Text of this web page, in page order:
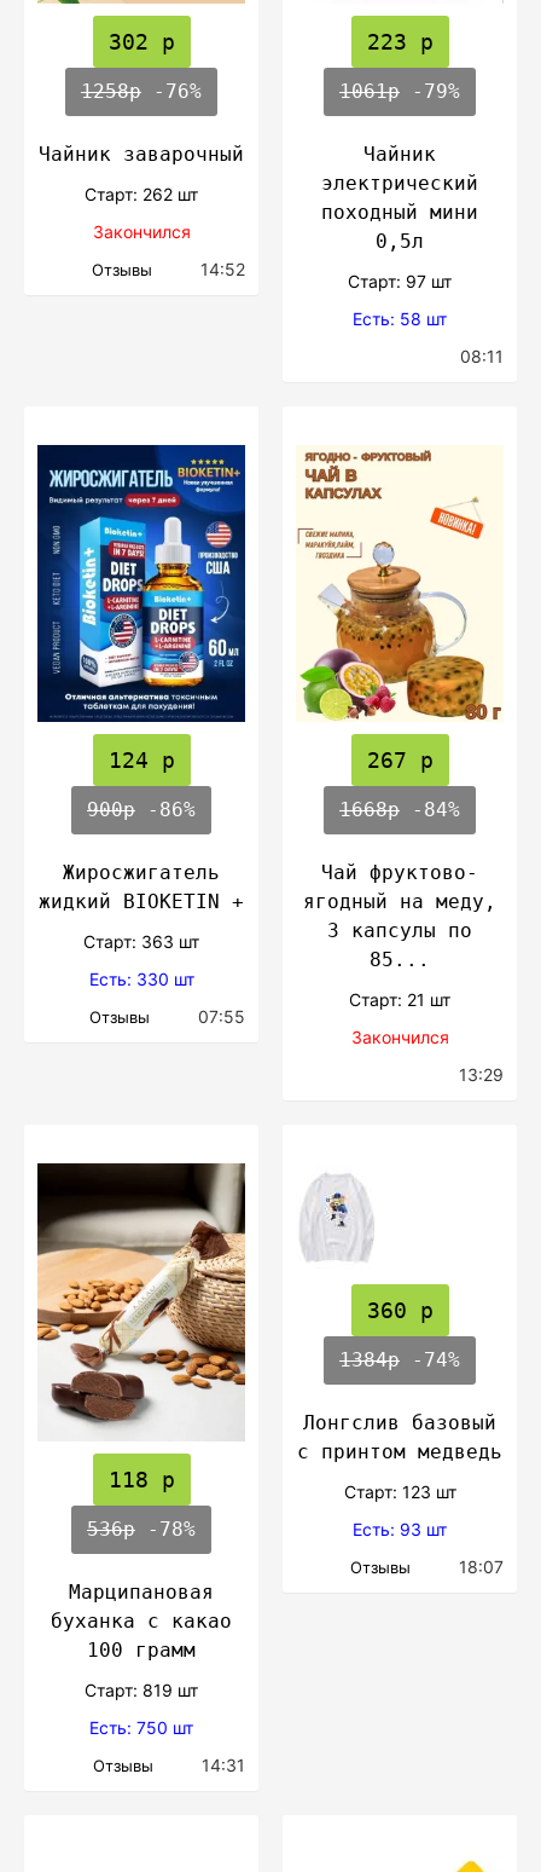
302 р
1258р -76%
Чайник заварочный
Cтарт: 262 шт
Закончился
Отзывы 14:52
223 р
1061р -79%
Чайник
электрический
походный мини
0,5л
Cтарт: 97 шт
Есть: 58 шт
08:11
124 р
900р -86%
Жиросжигатель
жидкий BIOKETIN +
Cтарт: 363 шт
Есть: 330 шт
Отзывы 07:55
267 р
1668р -84%
Чай фруктово-
ягодный на меду,
3 капсулы по
85...
Cтарт: 21 шт
Закончился
13:29
118 р
536р -78%
Марципановая
буханка с какао
100 грамм
Cтарт: 819 шт
Есть: 750 шт
Отзывы 14:31
360 р
1384р -74%
Лонгслив базовый
с принтом медведь
Cтарт: 123 шт
Есть: 93 шт
Отзывы 18:07